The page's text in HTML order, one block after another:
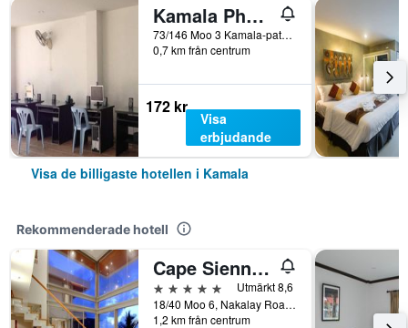
Kamala Phuyai Resort
73/146 Moo 3 Kamala-patong Road, Kamala, Thailand
0,7 km från centrum
172 kr
Visa
erbjudande
Visa de billigaste hotellen i Kamala
Rekommenderade hotell
Cape Sienna Gourmet Hotel & Villas (SHA Plus+)
5 stjärnor
Utmärkt 8,6
18/40 Moo 6, Nakalay Road, Kamala, Thailand
1,2 km från centrum